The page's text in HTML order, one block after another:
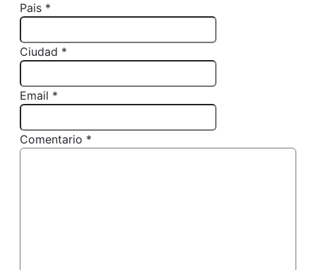
Pais *
Ciudad *
Email *
Comentario *